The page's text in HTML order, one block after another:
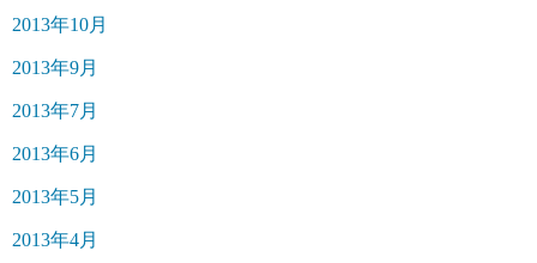
2013年10月
2013年9月
2013年7月
2013年6月
2013年5月
2013年4月